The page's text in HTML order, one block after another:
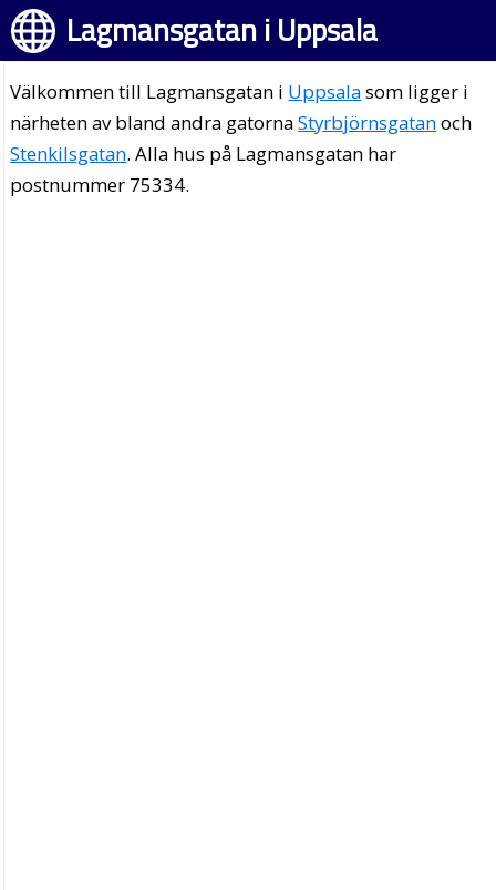
Lagmansgatan i Uppsala
Välkommen till Lagmansgatan i Uppsalasom ligger i
närheten av bland andra gatornaStyrbjörnsgatanoch
Stenkilsgatan. Alla hus på Lagmansgatan har
postnummer 75334.